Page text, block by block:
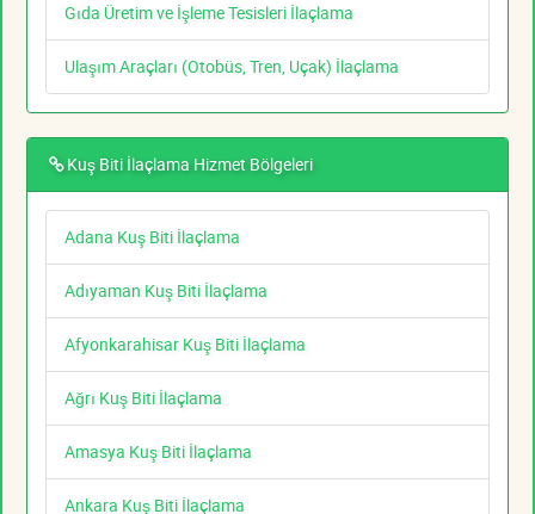
Gıda Üretim ve İşleme Tesisleri İlaçlama
Ulaşım Araçları (Otobüs, Tren, Uçak) İlaçlama
Kuş Biti İlaçlama Hizmet Bölgeleri
Adana Kuş Biti İlaçlama
Adıyaman Kuş Biti İlaçlama
Afyonkarahisar Kuş Biti İlaçlama
Ağrı Kuş Biti İlaçlama
Amasya Kuş Biti İlaçlama
Ankara Kuş Biti İlaçlama